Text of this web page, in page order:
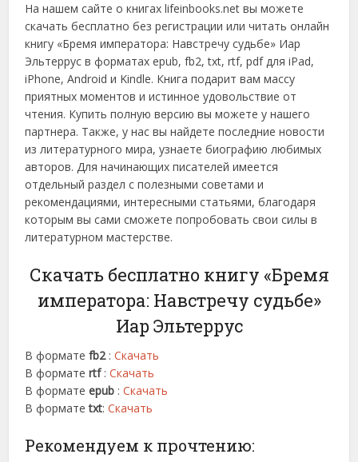
На нашем сайте о книгах lifeinbooks.net вы можете
скачать бесплатно без регистрации или читать онлайн
книгу «Бремя императора: Навстречу судьбе» Иар
Эльтеррус в форматах epub, fb2, txt, rtf, pdf для iPad,
iPhone, Android и Kindle. Книга подарит вам массу
приятных моментов и истинное удовольствие от
чтения. Купить полную версию вы можете у нашего
партнера. Также, у нас вы найдете последние новости
из литературного мира, узнаете биографию любимых
авторов. Для начинающих писателей имеется
отдельный раздел с полезными советами и
рекомендациями, интересными статьями, благодаря
которым вы сами сможете попробовать свои силы в
литературном мастерстве.
Скачать бесплатно книгу «Бремя
императора: Навстречу судьбе»
Иар Эльтеррус
В форматеfb2:Скачать
В форматеrtf :Скачать
В форматеepub :Скачать
В форматеtxt:Скачать
Рекомендуем к прочтению: